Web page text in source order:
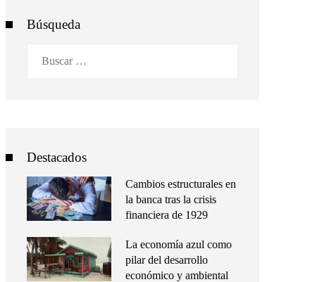
Búsqueda
Destacados
Cambios estructurales en
la banca tras la crisis
financiera de 1929
La economía azul como
pilar del desarrollo
económico y ambiental